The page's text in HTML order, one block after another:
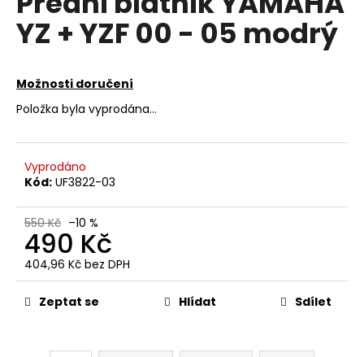
je
0,0
z
YZ + YZF 00 - 05 modrý
Možnosti doručení
Položka byla vyprodána…
Vyprodáno
Kód: UF3822-03
550 Kč –10 %
490 Kč
404,96 Kč bez DPH
Měrná
cena:Zeptat se Hlídat Sdílet
HLEDAT
D
o
o
u
u
e
m